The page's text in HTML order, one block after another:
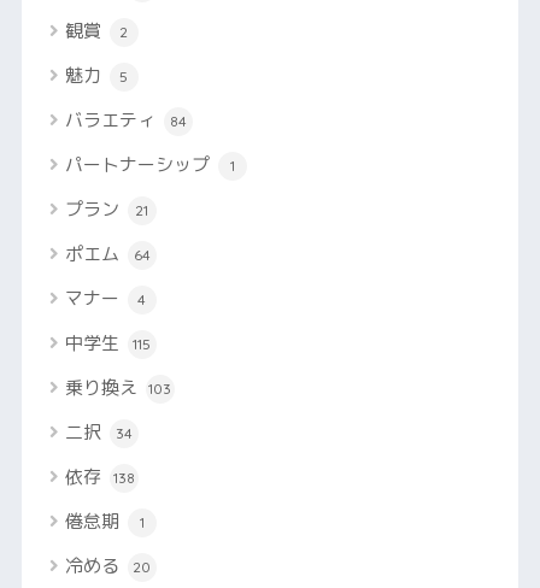
観賞 2
魅力 5
バラエティ 84
パートナーシップ 1
プラン 21
ポエム 64
マナー 4
中学生 115
乗り換え 103
二択 34
依存 138
倦怠期 1
冷める 20